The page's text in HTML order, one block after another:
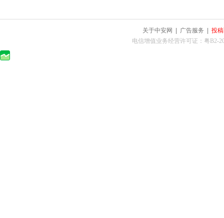
关于中安网 广告服务
投
电信增值业务经营许可证：粤